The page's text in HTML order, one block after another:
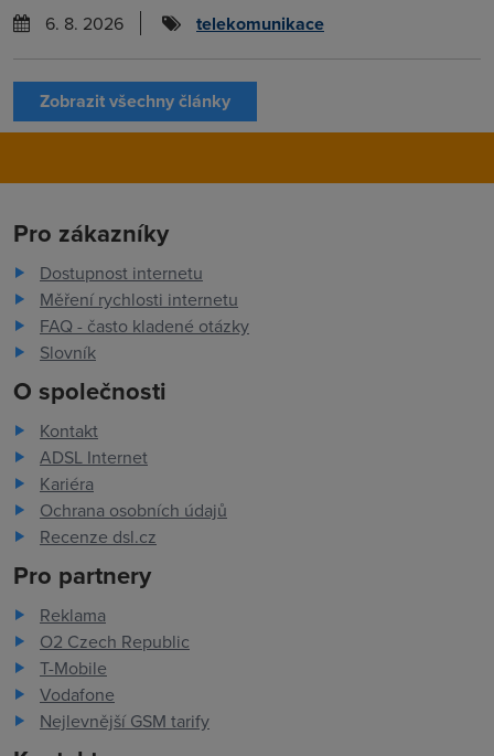
6. 8. 2026
telekomunikace
Zobrazit všechny články
Pro zákazníky
Dostupnost internetu
Měření rychlosti internetu
FAQ - často kladené otázky
Slovník
O společnosti
Kontakt
ADSL Internet
Kariéra
Ochrana osobních údajů
Recenze dsl.cz
Pro partnery
Reklama
O2 Czech Republic
T-Mobile
Vodafone
Nejlevnější GSM tarify